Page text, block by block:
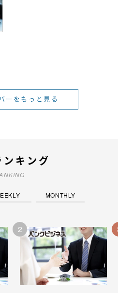
ーをもっと見る
ンキング
MONTHLY
2